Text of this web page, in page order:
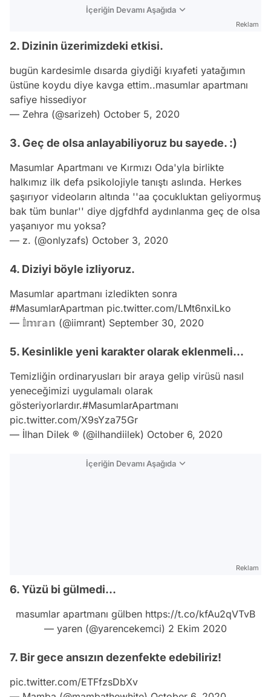
İçeriğin Devamı Aşağıda
Reklam
2. Dizinin üzerimizdeki etkisi.
bugün kardesimle dısarda giydiği kıyafeti yatağımın
üstüne koydu diye kavga ettim..masumlar apartmanı
safiye hissediyor
— Zehra (@sarizeh) October 5, 2020
3. Geç de olsa anlayabiliyoruz bu sayede. :)
Masumlar Apartmanı ve Kırmızı Oda'yla birlikte
halkımız ilk defa psikolojiyle tanıştı aslında. Herkes
şaşırıyor videoların altında ''aa çocukluktan geliyormuş
bak tüm bunlar'' diye djgfdhfd aydınlanma geç de olsa
yaşanıyor mu yoksa?
— z. (@onlyzafs) October 3, 2020
4. Diziyi böyle izliyoruz.
Masumlar apartmanı izledikten sonra
#MasumlarApartman pic.twitter.com/LMt6nxiLko
— 𝕀̇𝕞𝕣𝕒𝕟 (@iimrant) September 30, 2020
5. Kesinlikle yeni karakter olarak eklenmeli...
Temizliğin ordinaryusları bir araya gelip virüsü nasıl
yeneceğimizi uygulamalı olarak
gösteriyorlardır.#MasumlarApartmanı
pic.twitter.com/X9sYza75Gr
— İlhan Dilek ® (@ilhandiilek) October 6, 2020
İçeriğin Devamı Aşağıda
Reklam
6. Yüzü bi gülmedi...
masumlar apartmanı gülben https://t.co/kfAu2qVTvB
— yaren (@yarencekemci) 2 Ekim 2020
7. Bir gece ansızın dezenfekte edebiliriz!
pic.twitter.com/ETFfzsDbXv